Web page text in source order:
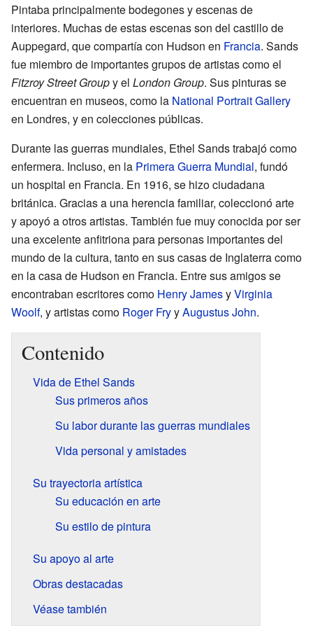
Pintaba principalmente bodegones y escenas de
interiores. Muchas de estas escenas son del castillo de
Auppegard, que compartía con Hudson en Francia. Sands
fue miembro de importantes grupos de artistas como el
Fitzroy Street Groupy el London Group. Sus pinturas se
encuentran en museos, como la National Portrait Gallery
en Londres, y en colecciones públicas.
Durante las guerras mundiales, Ethel Sands trabajó como
enfermera. Incluso, en la Primera Guerra Mundial, fundó
un hospital en Francia. En 1916, se hizo ciudadana
británica. Gracias a una herencia familiar, coleccionó arte
y apoyó a otros artistas. También fue muy conocida por ser
una excelente anfitriona para personas importantes del
mundo de la cultura, tanto en sus casas de Inglaterra como
en la casa de Hudson en Francia. Entre sus amigos se
encontraban escritores como Henry JamesyVirginia
Woolf, y artistas como Roger FryyAugustus John.
Contenido
Vida de Ethel Sands
Sus primeros años
Su labor durante las guerras mundiales
Vida personal y amistades
Su trayectoria artística
Su educación en arte
Su estilo de pintura
Su apoyo al arte
Obras destacadas
Véase también